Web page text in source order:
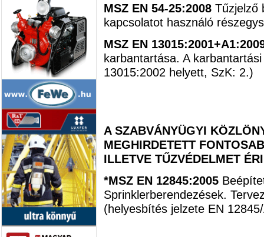
MSZ EN 54-25:2008 Tűzjelző
kapcsolatot használó
MSZ EN
karbantartása. A
13015:2002 helyett, SzK: 2.)
A SZABVÁNYÜGYI
MEGHIRDETETT
ILLETVE TŰZVÉDELMET
*MSZ EN 12845:2005
Sprinklerberendezések.
(helyesbítés jelzete EN